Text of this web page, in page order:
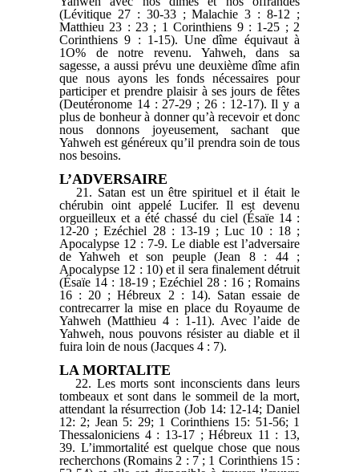
(Lévitique 27 : 30-33 ; Malachie 3 : 8-12 ;
Matthieu 23 : 23 ; 1 Corinthiens 9 : 1-25 ; 2
Corinthiens 9 : 1-15). Une dîme équivaut à
1O% de notre revenu. Yahweh, dans sa
sagesse, a aussi prévu une deuxième dîme afin
que nous ayons les fonds nécessaires pour
participer et prendre plaisir à ses jours de fêtes
(Deutéronome 14 : 27-29 ; 26 : 12-17). Il y a
plus de bonheur à donner qu’à recevoir et donc
nous donnons joyeusement, sachant que
Yahweh est généreux qu’il prendra soin de tous
nos besoins.
L’ADVERSAIRE
21. Satan est un être spirituel et il était le
chérubin oint appelé Lucifer. Il est devenu
orgueilleux et a été chassé du ciel (Ésaïe 14 :
12-20 ; Ezéchiel 28 : 13-19 ; Luc 10 : 18 ;
Apocalypse 12 : 7-9. Le diable est l’adversaire
de Yahweh et son peuple (Jean 8 : 44 ;
Apocalypse 12 : 10) et il sera finalement détruit
(Ésaïe 14 : 18-19 ; Ezéchiel 28 : 16 ; Romains
16 : 20 ; Hébreux 2 : 14). Satan essaie de
contrecarrer la mise en place du Royaume de
Yahweh (Matthieu 4 : 1-11). Avec l’aide de
Yahweh, nous pouvons résister au diable et il
fuira loin de nous (Jacques 4 : 7).
LA MORTALITE
22. Les morts sont inconscients dans leurs
tombeaux et sont dans le sommeil de la mort,
attendant la résurrection (Job 14: 12-14; Daniel
12: 2; Jean 5: 29; 1 Corinthiens 15: 51-56; 1
Thessaloniciens 4 : 13-17 ; Hébreux 11 : 13,
39. L’immortalité est quelque chose que nous
recherchons (Romains 2 : 7 ; 1 Corinthiens 15 :